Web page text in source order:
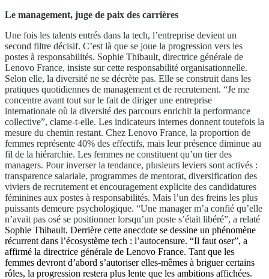
Le management, juge de paix des carrières
Une fois les talents entrés dans la tech, l’entreprise devient un
second filtre décisif. C’est là que se joue la progression vers les
postes à responsabilités. Sophie Thibault, directrice générale de
Lenovo France, insiste sur cette responsabilité organisationnelle.
Selon elle, la diversité ne se décrète pas. Elle se construit dans les
pratiques quotidiennes de management et de recrutement. “Je me
concentre avant tout sur le fait de diriger une entreprise
internationale où la diversité des parcours enrichit la performance
collective”, clame-t-elle. Les indicateurs internes donnent toutefois la
mesure du chemin restant. Chez Lenovo France, la proportion de
femmes représente 40% des effectifs, mais leur présence diminue au
fil de la hiérarchie. Les femmes ne constituent qu’un tier des
managers. Pour inverser la tendance, plusieurs leviers sont activés :
transparence salariale, programmes de mentorat, diversification des
viviers de recrutement et encouragement explicite des candidatures
féminines aux postes à responsabilités. Mais l’un des freins les plus
puissants demeure psychologique. “Une manager m’a confié qu’elle
n’avait pas osé se positionner lorsqu’un poste s’était libéré”, a relaté
Sophie Thibault. Derrière cette anecdote se dessine un phénomène
récurrent dans l’écosystème tech : l’autocensure. “Il faut oser”, a
affirmé la directrice générale de Lenovo France. Tant que les
femmes devront d’abord s’autoriser elles-mêmes à briguer certains
rôles, la progression restera plus lente que les ambitions affichées.